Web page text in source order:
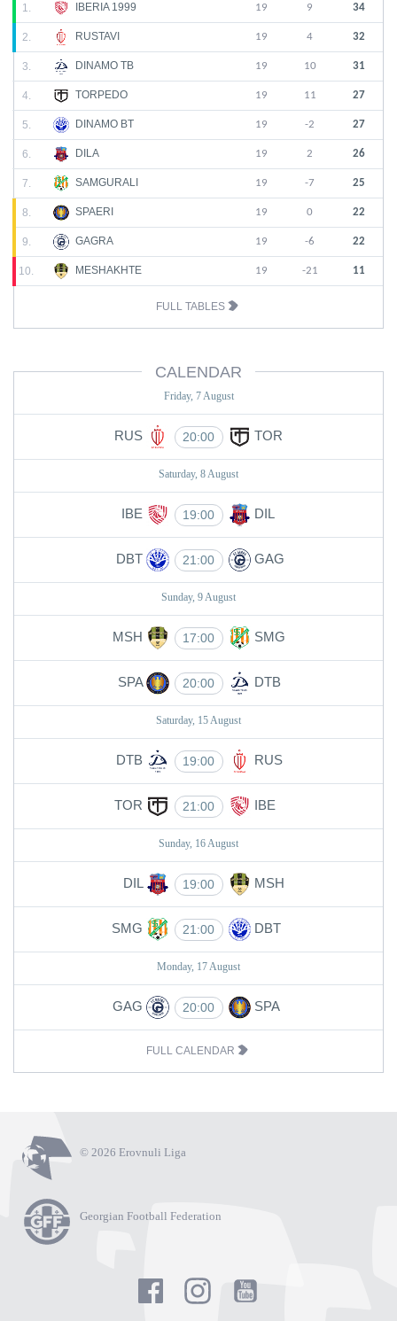
1. IBERIA 1999 19 9 34
2. RUSTAVI 19 4 32
3. DINAMO TB 19 10 31
4. TORPEDO 19 11 27
5. DINAMO BT 19 -2 27
6. DILA 19 2 26
7. SAMGURALI 19 -7 25
8. SPAERI 19 0 22
9. GAGRA 19 -6 22
10. MESHAKHTE 19 -21 11
FULL TABLES
CALENDAR
Friday, 7 August
RUS 20:00 TOR
Saturday, 8 August
IBE 19:00 DIL
DBT 21:00 GAG
Sunday, 9 August
MSH 17:00 SMG
SPA 20:00 DTB
Saturday, 15 August
DTB 19:00 RUS
TOR 21:00 IBE
Sunday, 16 August
DIL 19:00 MSH
SMG 21:00 DBT
Monday, 17 August
GAG 20:00 SPA
FULL CALENDAR
© 2026 Erovnuli Liga
Georgian Football Federation